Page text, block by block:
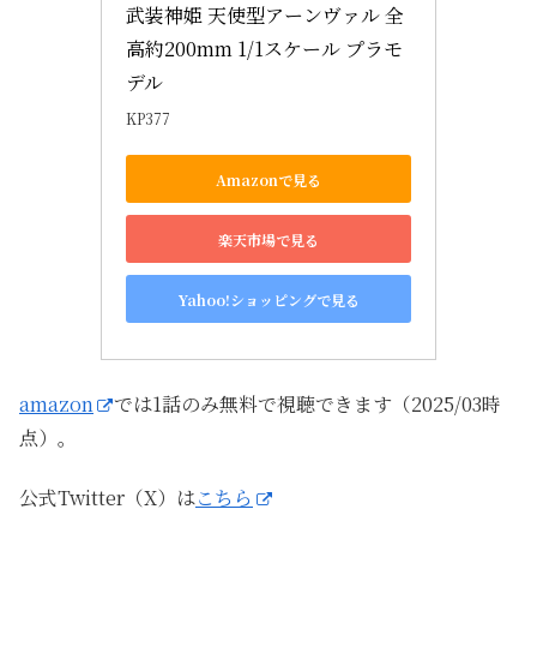
武装神姫 天使型アーンヴァル 全
高約200mm 1/1スケール プラモ
デル
KP377
Amazonで見る
楽天市場で見る
Yahoo!ショッピングで見る
amazon
では1話のみ無料で視聴できます（2025/03時
点）。
公式Twitter（X）はこちら